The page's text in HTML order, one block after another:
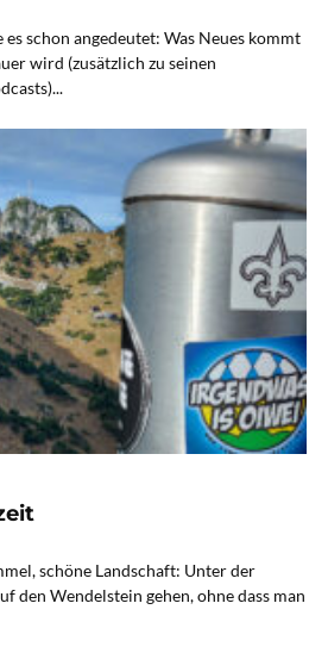
schon angedeutet: Was Neues kommt
wird (zusätzlich zu seinen
schöne Landschaft: Unter der
den Wendelstein gehen, ohne dass man